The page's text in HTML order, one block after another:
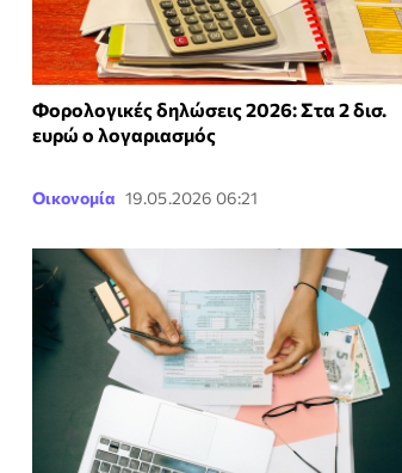
Φορολογικές δηλώσεις 2026: Στα 2 δισ.
ευρώ ο λογαριασμός
Οικονομία 19.05.2026 06:21